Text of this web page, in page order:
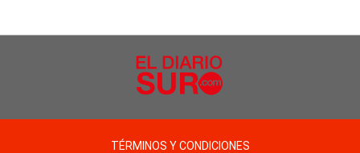
TÉRMINOS Y CONDICIONES